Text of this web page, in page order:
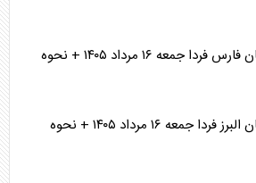
جدول قطعی برق استان فارس فردا جمعه ۱۶ مرداد ۱۴۰۵ + نحوه
جدول قطعی برق استان البرز فردا جمعه ۱۶ مرداد ۱۴۰۵ + نحوه